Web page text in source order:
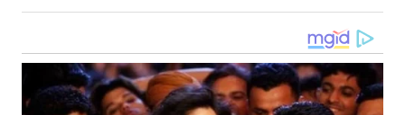
KALTENG
WN
KALTARA